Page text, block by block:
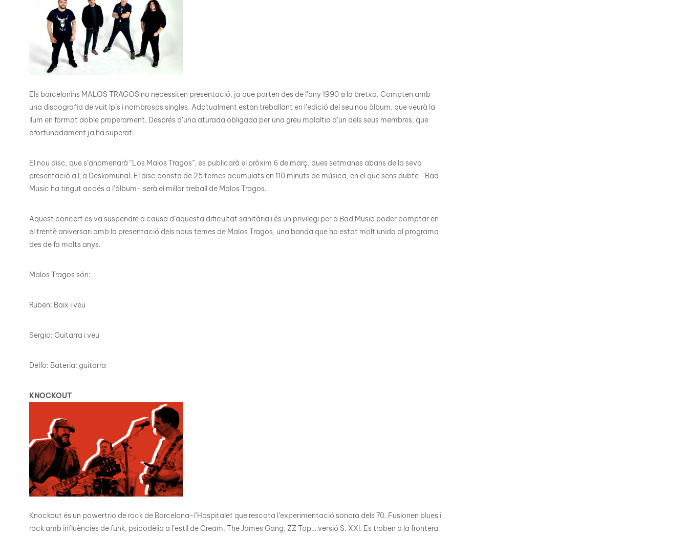
Els barcelonins MALOS TRAGOS no necessiten presentació, ja que porten des de l’any 1990 a la bretxa. Compten amb
una discografia de vuit lp’s i nombrosos singles. Adctualment estan treballant en l’edició del seu nou àlbum, que veurà la
llum en format doble properament. Després d’una aturada obligada per una greu malaltia d’un dels seus membres, que
afortunadament ja ha superat.
El nou disc, que s’anomenarà “Los Malos Tragos”, es publicarà el pròxim 6 de març, dues setmanes abans de la seva
presentació a La Deskomunal. El disc consta de 25 temes acumulats en 110 minuts de música, en el que sens dubte -Bad
Music ha tingut accés a l’àlbum- serà el millor treball de Malos Tragos.
Aquest concert es va suspendre a causa d’aquesta dificultat sanitària i és un privilegi per a Bad Music poder comptar en
el trentè aniversari amb la presentació dels nous temes de Malos Tragos, una banda que ha estat molt unida al programa
des de fa molts anys.
Malos Tragos són:
Ruben: Baix i veu
Sergio: Guitarra i veu
Delfo: Bateria: guitarra
KNOCKOUT
Knockout és un powertrio de rock de Barcelona-l’Hospitalet que rescata l’experimentació sonora dels 70. Fusionen blues i
rock amb influències de funk, psicodèlia a l’estil de Cream, The James Gang, ZZ Top… versió S. XXI. Es troben a la frontera